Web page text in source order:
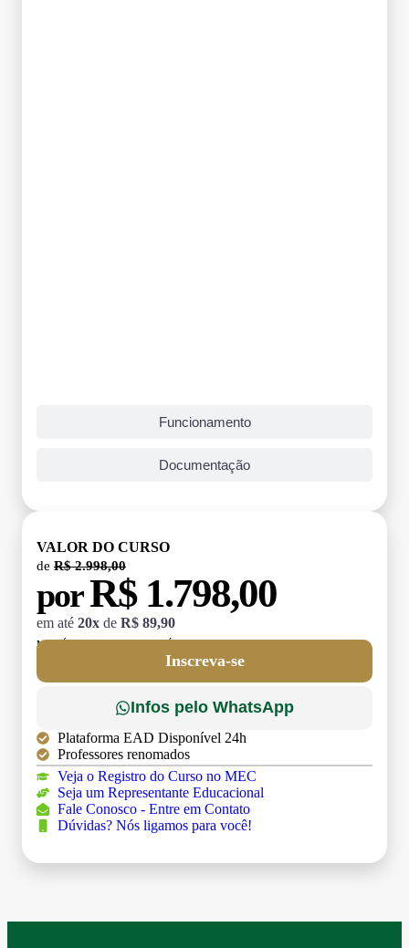
Funcionamento
Documentação
VALOR DO CURSO
de R$ 2.998,00
porR$ 1.798,00
em até 20x de R$ 89,90
MATRÍCULA:
Inscreva-se
Infos pelo WhatsApp
Plataforma EAD Disponível 24h
Professores renomados
Veja o Registro do Curso no MEC
Seja um Representante Educacional
Fale Conosco - Entre em Contato
Dúvidas? Nós ligamos para você!